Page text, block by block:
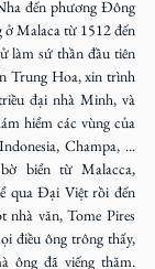
đến phương Đông
ở Malaca từ 1512 đến
làm sứ thần đầu tiên
Trung Hoa, xin trình
đại nhà Minh, và
hiểm các vùng của
Champa, ...
biển từ Malacca,
qua Đại Việt rồi đến
văn, Tome Pires
điều ông trông thấy,
ông đã viếng thăm.